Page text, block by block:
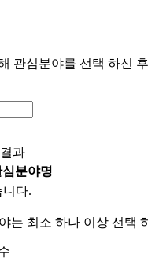
관심분야를 선택 하신 후
과
심분야명
다.
는 최소 하나 이상 선택